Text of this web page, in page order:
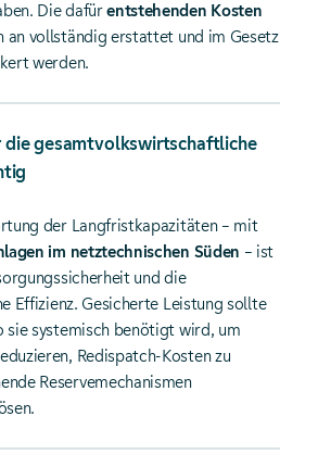
Die dafürentstehenden Kosten
an vollständig erstattet und im Gesetz
werden.
die gesamtvolkswirtschaftliche
der Langfristkapazitäten – mit
im netztechnischen Süden – ist
und die
Effizienz. Gesicherte Leistung sollte
sie systemisch benötigt wird, um
Redispatch‑Kosten zu
Reservemechanismen